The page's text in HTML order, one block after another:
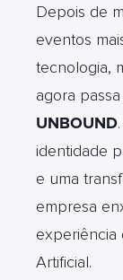
Depois de
eventos
tecnologia,
agora
UNBOUND
identidade
e uma
empresa
experiência
Artificial.